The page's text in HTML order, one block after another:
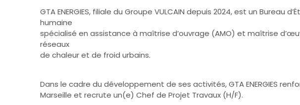
GTA ENERGIES, filiale du Groupe VULCAIN depuis 2024, est un Bureau
humaine
spécialisé en assistance à maîtrise d’ouvrage (AMO) et maîtrise
réseaux
de chaleur et de froid urbains.
Dans le cadre du développement de ses activités, GTA ENERGIES
Marseille et recrute un(e) Chef de Projet Travaux (H/F).